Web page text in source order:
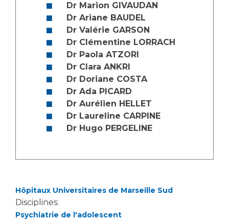
Salon des familles
Transports sanitaires
Vos droits, vos devoirs
Handicap
Pôle Médecine Physique et Réadaptation
Accueil sourds et malentendants
Activité physique
Les structures de recherche
Écoles et Instituts de Formation
Plateforme des internes
Professionnels de santé
Réseaux de soins
Médicale
Radiologie / Imagerie
Cancérologie
Dr Marion GIVAUDAN
Dr Ariane BAUDEL
Dr Valérie GARSON
Dr Clémentine LORRACH
Dr Paola ATZORI
Dr Clara ANKRI
Dr Doriane COSTA
Dr Ada PICARD
Dr Aurélien HELLET
Dr Laureline CARPINE
Dr Hugo PERGELINE
Hôpitaux Universitaires de Marseille Sud
Disciplines:
Psychiatrie de l'adolescent